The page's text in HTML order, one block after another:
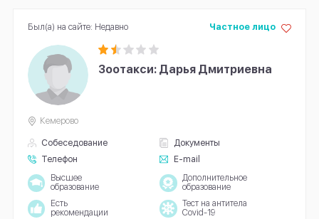
Зоотакси: Дарья Дмитриевна
Собеседование
Документы
Телефон
E-mail
Частное лицо
Кемерово
Высшее
образование
Дополнительное
образование
Есть
рекомендации
Тест на антитела
Covid-19
Был(а) на сайте: Недавно